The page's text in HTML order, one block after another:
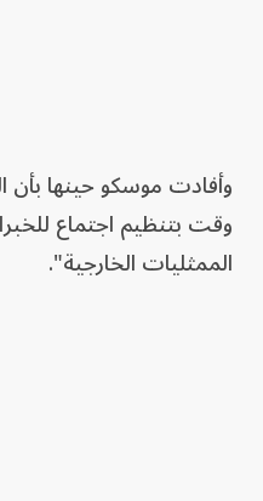
وأفادت موسكو حينها
وقت بتنظيم اجتماع
الممثليات الخارجية".